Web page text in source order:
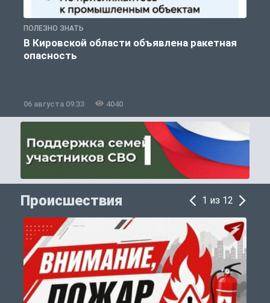
ПОЛЕЗНО ЗНАТЬ
В Кировской области объявлена ракетная
опасность
06 августа 09:33 4040
Происшествия 1 из 12